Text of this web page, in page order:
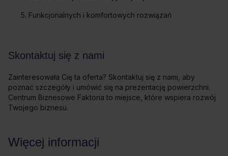
Funkcjonalnych i komfortowych rozwiązań
Skontaktuj się z nami
Zainteresowała Cię ta oferta? Skontaktuj się z nami, aby
poznać szczegóły i umówić się na prezentację powierzchni.
Centrum Biznesowe Faktoria to miejsce, które wspiera rozwój
Twojego biznesu.
Więcej informacji